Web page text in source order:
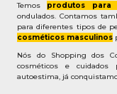
Temos produtos para
ondulados. Contamos
para diferentes tipos de
cosméticos masculinos
Nós do Shopping dos
cosméticos e cuidados
autoestima, já